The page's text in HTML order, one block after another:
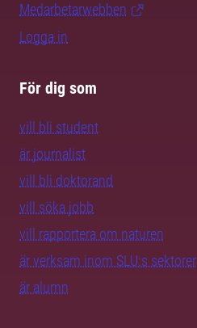
Medarbetarwebben
Logga in
För dig som
vill bli student
är journalist
vill bli doktorand
vill söka jobb
vill rapportera om naturen
är verksam inom SLU:s sektorer
är alumn